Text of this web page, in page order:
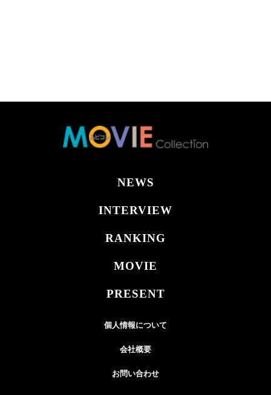
NEWS
INTERVIEW
RANKING
MOVIE
PRESENT
個人情報について
会社概要
お問い合わせ